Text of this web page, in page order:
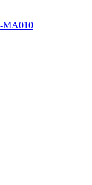
MA010